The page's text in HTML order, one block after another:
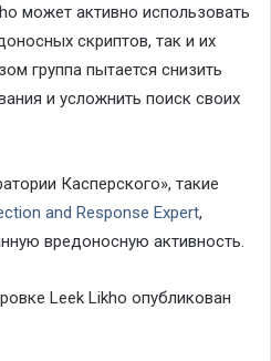
может активно использовать
скриптов, так и их
группа пытается снизить
и усложнить поиск своих
Касперского», такие
and Response Expert,
вредоносную активность.
Leek Likho опубликован